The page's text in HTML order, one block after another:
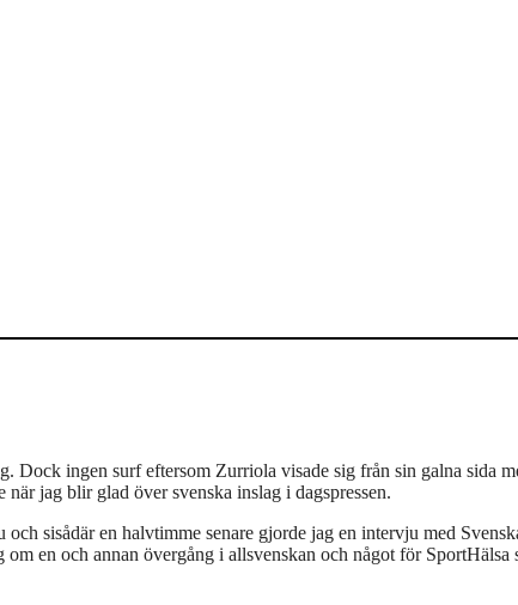
Dock ingen surf eftersom Zurriola visade sig från sin galna sida
jag blir glad över svenska inslag i dagspressen.
sisådär en halvtimme senare gjorde jag en intervju med
en och annan övergång i allsvenskan och något för SportHälsa